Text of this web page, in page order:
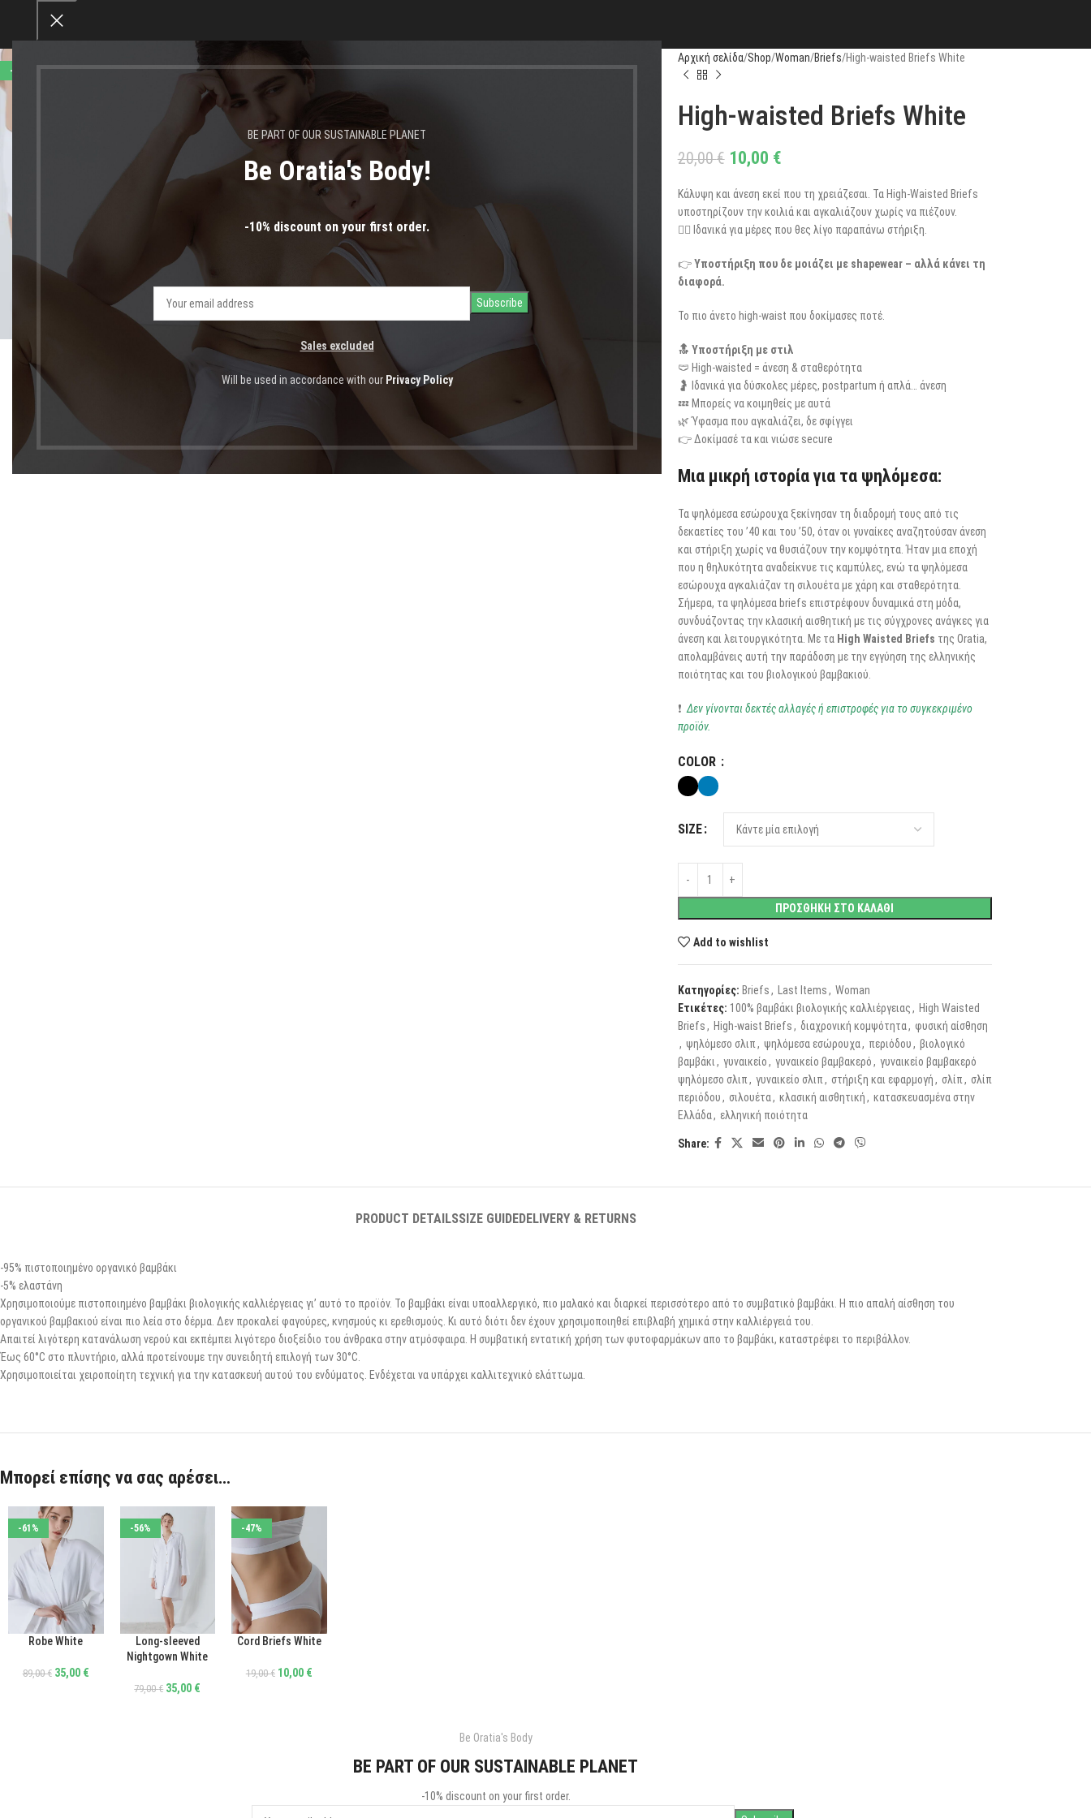
BE PART OF OUR SUSTAINABLE PLANET
Be Oratia's Body!
-10% discount on your first order.
Sales excluded
Will be used in accordance with our Privacy Policy
-50%
Click to enlarge
Αρχική σελίδα Shop Woman Briefs High-waisted Briefs White
High-waisted Briefs White
20,00€ 10,00 €
Κάλυψη και άνεση εκεί που τη χρειάζεσαι. Τα High-Waisted Briefs
υποστηρίζουν την κοιλιά και αγκαλιάζουν χωρίς να πιέζουν.
🧘‍♀️ Ιδανικά για μέρες που θες λίγο παραπάνω στήριξη.
👉Υποστήριξη που δε μοιάζει με shapewear – αλλά κάνει τη
διαφορά.
Το πιο άνετο high-waist που δοκίμασες ποτέ.
🔝 Υποστήριξη με στιλ
🩲 High-waisted = άνεση & σταθερότητα
🤰 Ιδανικά για δύσκολες μέρες, postpartum ή απλά… άνεση
💤 Μπορείς να κοιμηθείς με αυτά
🌿 Ύφασμα που αγκαλιάζει, δε σφίγγει
👉 Δοκίμασέ τα και νιώσε secure
Μια μικρή ιστορία για τα ψηλόμεσα:
Τα ψηλόμεσα εσώρουχα ξεκίνησαν τη διαδρομή τους από τις
δεκαετίες του ’40 και του ’50, όταν οι γυναίκες αναζητούσαν άνεση
και στήριξη χωρίς να θυσιάζουν την κομψότητα. Ήταν μια εποχή
που η θηλυκότητα αναδείκνυε τις καμπύλες, ενώ τα ψηλόμεσα
εσώρουχα αγκαλιάζαν τη σιλουέτα με χάρη και σταθερότητα.
Σήμερα, τα ψηλόμεσα briefs επιστρέφουν δυναμικά στη μόδα,
συνδυάζοντας την κλασική αισθητική με τις σύγχρονες ανάγκες για
άνεση και λειτουργικότητα. Με τα High Waisted Briefs της Oratia,
απολαμβάνεις αυτή την παράδοση με την εγγύηση της ελληνικής
ποιότητας και του βιολογικού βαμβακιού.
❗ Δεν γίνονται δεκτές αλλαγές ή επιστροφές για το συγκεκριμένο
προϊόν.
COLOR
SIZE
ΠΡΟΣΘΗΚΗ ΣΤΟ ΚΑΛΑΘΙ
Add to wishlist
Κατηγορίες: Briefs, Last Items, Woman
Ετικέτες: 100% βαμβάκι βιολογικής καλλιέργειας, High Waisted
Briefs, High-waist Briefs, διαχρονική κομψότητα, φυσική αίσθηση
, ψηλόμεσο σλιπ, ψηλόμεσα εσώρουχα, περιόδου, βιολογικό
βαμβάκι, γυναικείο, γυναικείο βαμβακερό, γυναικείο βαμβακερό
ψηλόμεσο σλιπ, γυναικείο σλιπ, στήριξη και εφαρμογή, σλίπ, σλίπ
περιόδου, σιλουέτα, κλασική αισθητική, κατασκευασμένα στην
Ελλάδα, ελληνική ποιότητα
Share:
PRODUCT DETAILSSIZE GUIDEDELIVERY & RETURNS
-95% πιστοποιημένο οργανικό βαμβάκι
-5% ελαστάνη
Χρησιμοποιούμε πιστοποιημένο βαμβάκι βιολογικής καλλιέργειας γι’ αυτό το προϊόν. Το βαμβάκι είναι υποαλλεργικό, πιο μαλακό και διαρκεί περισσότερο από το συμβατικό βαμβάκι. Η πιο απαλή αίσθηση του
οργανικού βαμβακιού είναι πιο λεία στο δέρμα. Δεν προκαλεί φαγούρες, κνησμούς κι ερεθισμούς. Κι αυτό διότι δεν έχουν χρησιμοποιηθεί επιβλαβή χημικά στην καλλιέργειά του.
Απαιτεί λιγότερη κατανάλωση νερού και εκπέμπει λιγότερο διοξείδιο του άνθρακα στην ατμόσφαιρα. Η συμβατική εντατική χρήση των φυτοφαρμάκων απο το βαμβάκι, καταστρέφει το περιβάλλον.
Έως 60°C στο πλυντήριο, αλλά προτείνουμε την συνειδητή επιλογή των 30°C.
Χρησιμοποιείται χειροποίητη τεχνική για την κατασκευή αυτού του ενδύματος. Ενδέχεται να υπάρχει καλλιτεχνικό ελάττωμα.
Μπορεί επίσης να σας αρέσει…
-61%
ΕΠΙΛΟΓΉ
Robe White
89,00€ 35,00 €
-56%
ΕΠΙΛΟΓΉ
Long-sleeved
Nightgown White
79,00€ 35,00 €
-47%
ΕΠΙΛΟΓΉ
Cord Briefs White
19,00€ 10,00 €
Be Oratia's Body
BE PART OF OUR SUSTAINABLE PLANET
-10% discount on your first order.